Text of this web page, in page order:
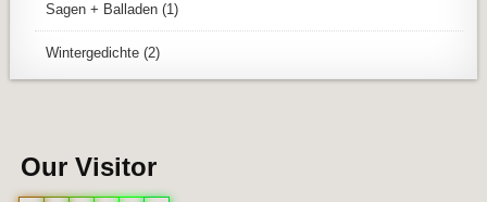
Sagen + Balladen (1)
Wintergedichte (2)
Our Visitor